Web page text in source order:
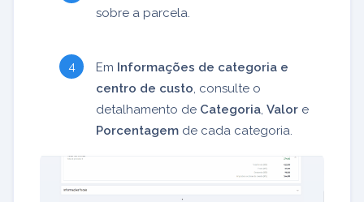
sobre a parcela.
Em Informações de categoria e
centro de custo , consulte o
detalhamento de Categoria Valor e
Porcentagem de cada categoria.